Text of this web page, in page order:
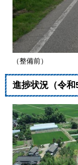
（整備前）
進捗状況（令和